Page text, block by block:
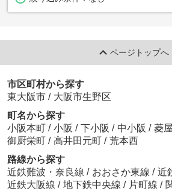
ページトップへ
市区町村から探す
東大阪市 / 大阪市生野区
町名から探す
小阪本町 / 小阪 / 下小阪 / 中小阪 / 菱
御厨栄町 / 高井田元町 / 荒本西
路線から探す
近鉄難波・奈良線 / おおさか東線 / 近
近鉄大阪線 / 地下鉄中央線 / 片町線 /